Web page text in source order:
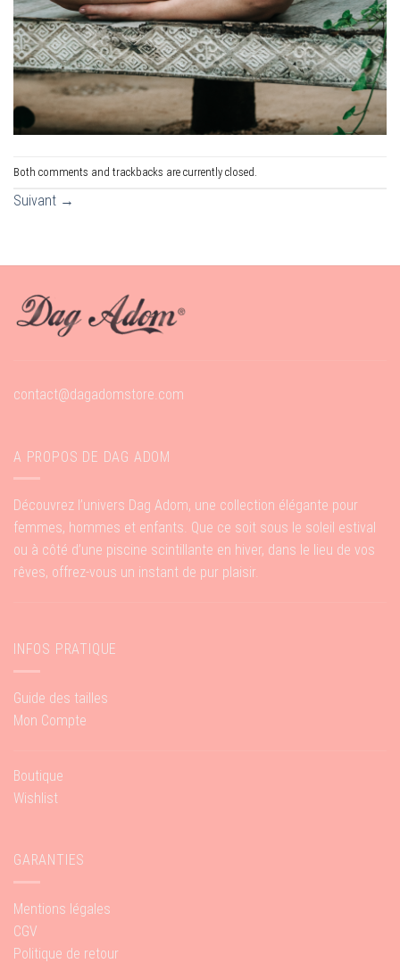
Both comments and trackbacks are currently closed.
Suivant →
contact@dagadomstore.com
A PROPOS DE DAG ADOM
Découvrez l’univers Dag Adom, une collection élégante pour
femmes, hommes et enfants. Que ce soit sous le soleil estival
ou à côté d’une piscine scintillante en hiver, dans le lieu de vos
rêves, offrez-vous un instant de pur plaisir.
INFOS PRATIQUE
Guide des tailles
Mon Compte
Boutique
Wishlist
GARANTIES
Mentions légales
CGV
Politique de retour